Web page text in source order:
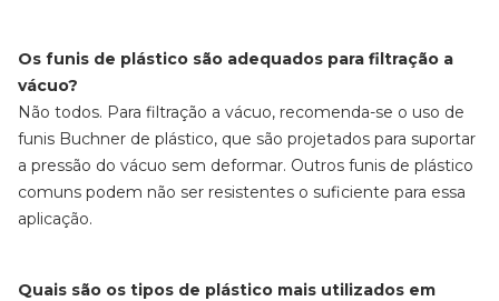
Os funis de plástico são adequados para filtração a
vácuo?
Não todos. Para filtração a vácuo, recomenda-se o uso de
funis Buchner de plástico, que são projetados para suportar
a pressão do vácuo sem deformar. Outros funis de plástico
comuns podem não ser resistentes o suficiente para essa
aplicação.
Quais são os tipos de plástico mais utilizados em